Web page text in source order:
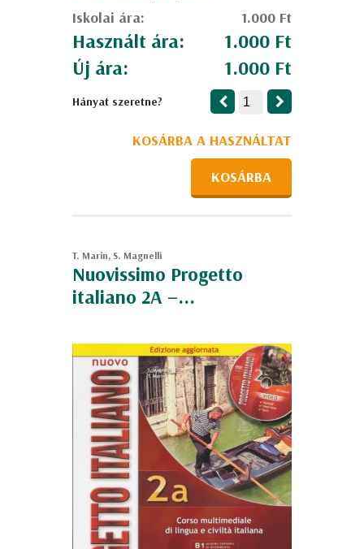
Iskolai ára:
1.000 Ft
Használt ára:
1.000 Ft
Új ára:
1.000 Ft
Hányat szeretne?
KOSÁRBA A HASZNÁLTAT
KOSÁRBA
T. Marin, S. Magnelli
Nuovissimo Progetto
italiano 2A –...